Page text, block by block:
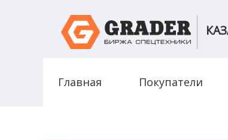
Главная Покупатели